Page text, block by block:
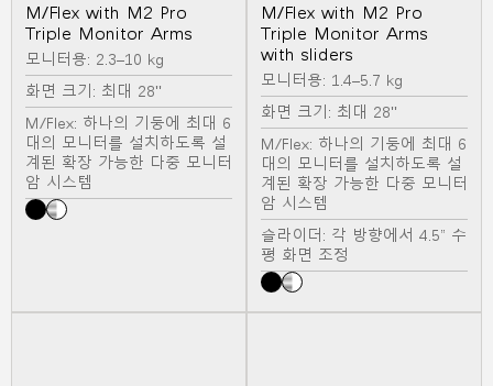
M/Flex with M2 Pro
Triple Monitor Arms
모니터용: 2.3–10 kg
화면 크기: 최대 28"
M/Flex: 하나의 기둥에 최대 6
대의 모니터를 설치하도록 설
계된 확장 가능한 다중 모니터
암 시스템
M/Flex with M2 Pro
Triple Monitor Arms
with sliders
모니터용: 1.4–5.7 kg
화면 크기: 최대 28"
M/Flex: 하나의 기둥에 최대 6
대의 모니터를 설치하도록 설
계된 확장 가능한 다중 모니터
암 시스템
슬라이더: 각 방향에서 4.5” 수
평 화면 조정